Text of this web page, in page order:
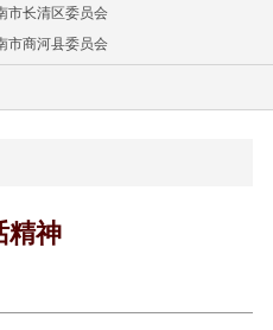
市长清区委员会
市商河县委员会
精神